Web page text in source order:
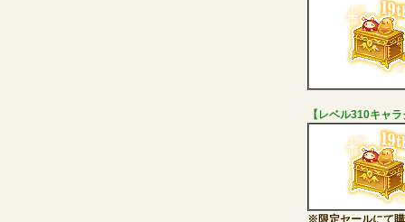
【レベル310キャ
※限定セールにて